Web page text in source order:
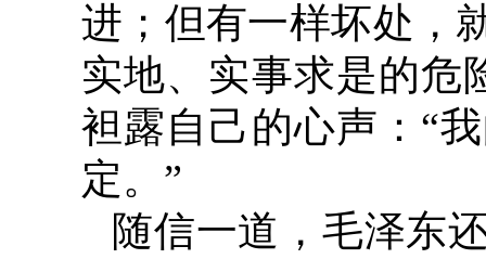
进；但有一样坏处，
实地、实事求是的危
袒露自己的心声：“
定。”
随信一道，毛泽东